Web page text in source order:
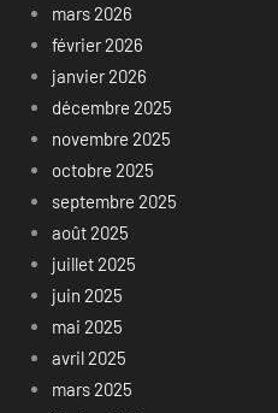
mars 2026
février 2026
janvier 2026
décembre 2025
novembre 2025
octobre 2025
septembre 2025
août 2025
juillet 2025
juin 2025
mai 2025
avril 2025
mars 2025